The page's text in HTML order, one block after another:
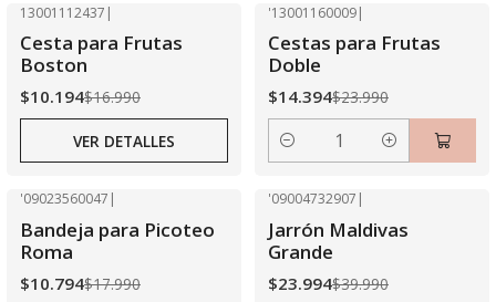
Agotado
13001112437 |
Cesta para Frutas
Boston
$10.194$16.990
VER DETALLES
'13001160009|
Cestas para Frutas
Doble
$14.394$23.990
Cantidad
'09023560047 |
Bandeja para Picoteo
Roma
$10.794$17.990
'09004732907 |
Jarrón Maldivas
Grande
$23.994$39.990